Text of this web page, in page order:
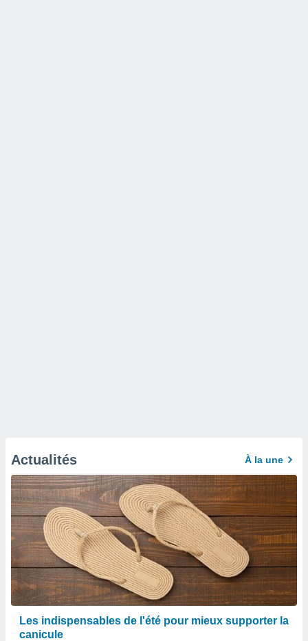
Actualités À la une
Les indispensables de l'été pour mieux supporter la
canicule